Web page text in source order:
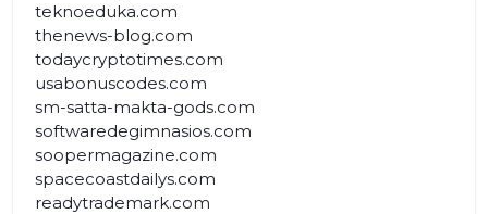
teknoeduka.com
thenews-blog.com
todaycryptotimes.com
usabonuscodes.com
sm-satta-makta-gods.com
softwaredegimnasios.com
soopermagazine.com
spacecoastdailys.com
readytrademark.com